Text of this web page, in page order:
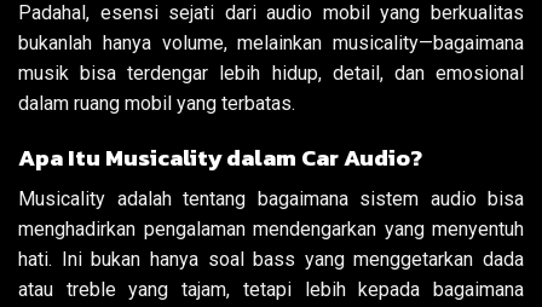
Padahal, esensi sejati dari audio mobil yang berkualitas
bukanlah hanya volume, melainkan musicality—bagaimana
musik bisa terdengar lebih hidup, detail, dan emosional
dalam ruang mobil yang terbatas.
Apa Itu Musicality dalam Car Audio?
Musicality adalah tentang bagaimana sistem audio bisa
menghadirkan pengalaman mendengarkan yang menyentuh
hati. Ini bukan hanya soal bass yang menggetarkan dada
atau treble yang tajam, tetapi lebih kepada bagaimana